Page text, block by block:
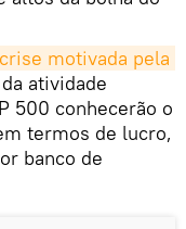
crise motivada pela
atividade
500 conhecerão o
termos de lucro,
banco de